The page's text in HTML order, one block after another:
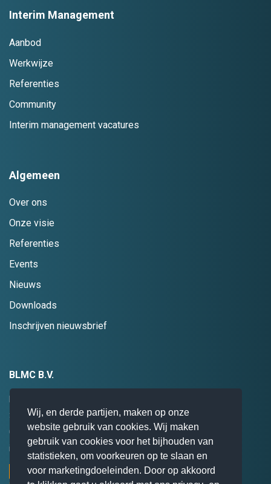
Wij, en derde partijen, maken op onze
website gebruik van cookies. Wij maken
gebruik van cookies voor het bijhouden van
statistieken, om voorkeuren op te slaan en
voor marketingdoeleinden. Door op akkoord
Interim Management
Aanbod
Werkwijze
Referenties
Community
Interim management vacatures
Algemeen
Over ons
Onze visie
Referenties
Events
Nieuws
Downloads
Inschrijven nieuwsbrief
BLMC B.V.
Hogebrinkerweg 19
3871 KM Hoevelaken
085 0 47 94 28
info@blmc.nl